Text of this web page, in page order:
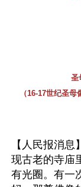
圣
（16-17世纪圣
【人民报消
现古老的寺庙
有光圈。有一